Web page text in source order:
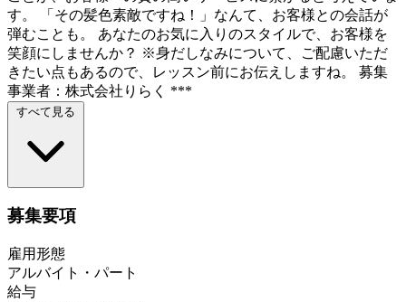
す。 「その髪色素敵ですね！」なんて、お客様との会話が
弾むことも。 あなたのお気に入りのスタイルで、お客様を
笑顔にしませんか？ ※身だしなみについて、ご配慮いただ
きたい点もあるので、レッスン前にお伝えしますね。 募集
事業者：株式会社りらく ***
すべて見る
募集要項
雇用形態
アルバイト・パート
給与